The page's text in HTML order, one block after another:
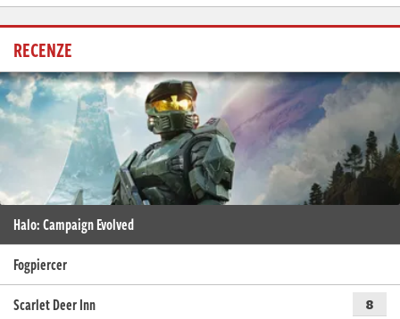
RECENZE
Halo: Campaign Evolved
Fogpiercer
Scarlet Deer Inn
8